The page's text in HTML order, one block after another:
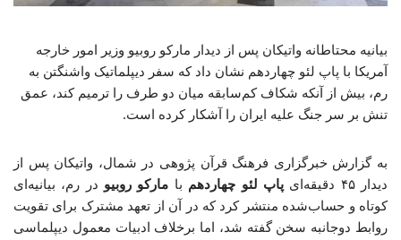
بیانیه محتاطانه واتیکان پس از دیدار مارکو روبیو وزیر امور خارجه
آمریکا با پاپ لئو چهاردهم نشان داد که سفر دیپلماتیک واشنگتن به
رم، بیش از آنکه شکاف کم‌سابقه میان دو طرف را ترمیم کند، عمق
تنش بر سر جنگ علیه ایران را آشکار کرده است.
به گزارش خبرگزاری فرهنگ قرآن پژوهی در شمال، واتیکان پس از
دیدار ۴۵ دقیقه‌ای
پاپ لئو چهاردهم با مارکو روبیو در رم، بیانیه‌ای
کوتاه و حساب‌شده منتشر کرد که در آن از تعهد مشترک برای تقویت
روابط دوجانبه سخن گفته شد، اما برخلاف ادبیات معمول دیپلماسی